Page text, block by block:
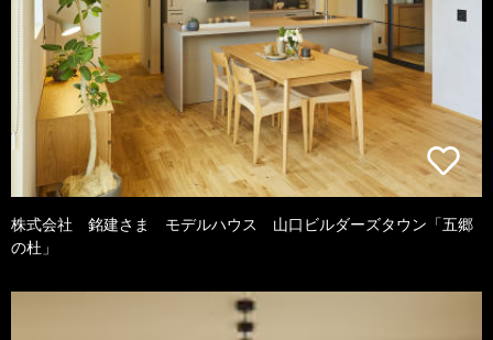
株式会社 銘建さま モデルハウス 山口ビルダーズタウン「五郷
の杜」